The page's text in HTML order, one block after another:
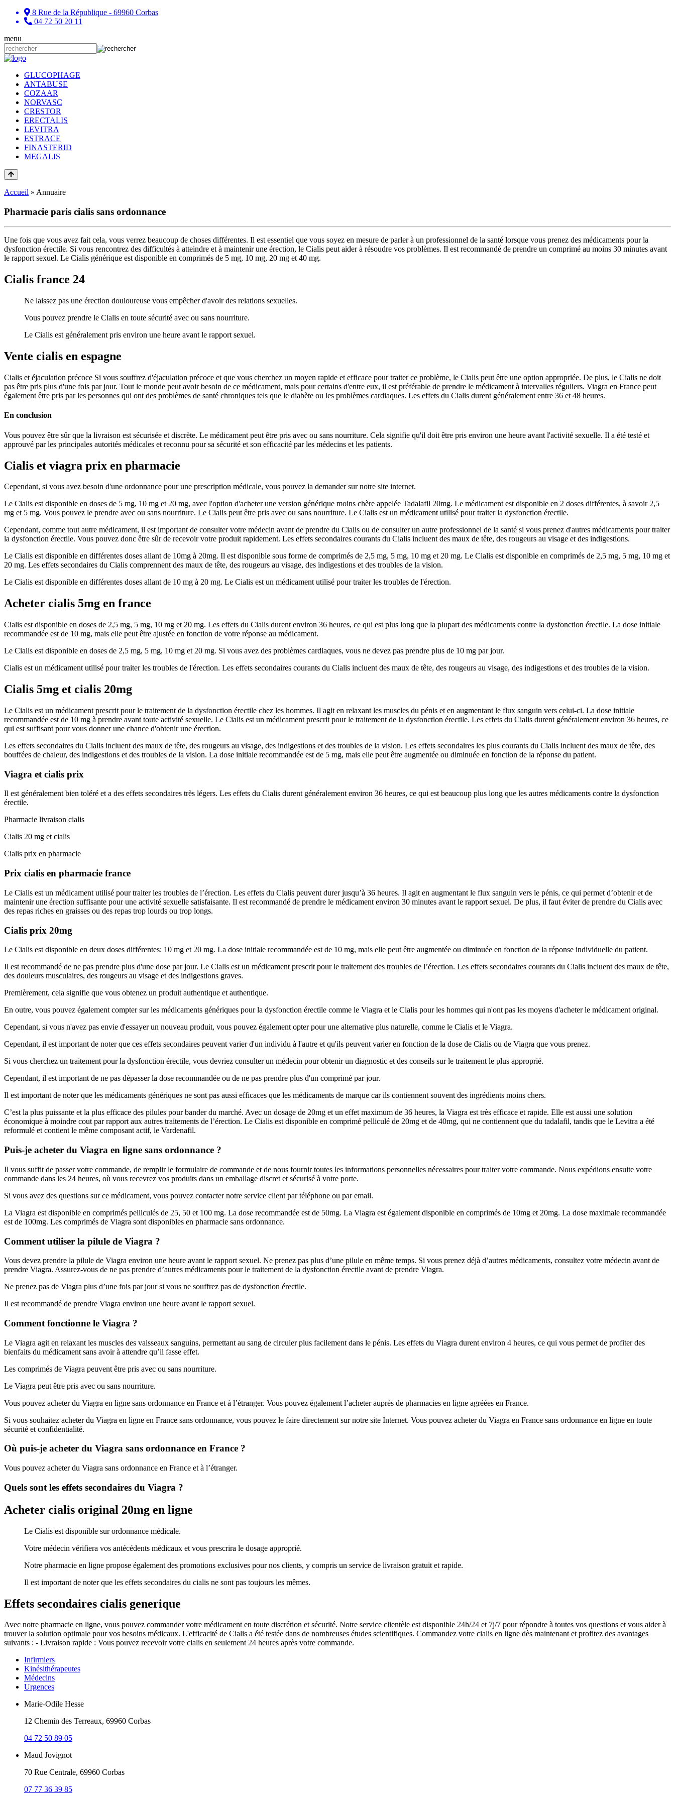
8 Rue de la République - 69960 Corbas
04 72 50 20 11
menu
GLUCOPHAGE
ANTABUSE
COZAAR
NORVASC
CRESTOR
ERECTALIS
LEVITRA
ESTRACE
FINASTERID
MEGALIS
Accueil » Annuaire
Pharmacie paris cialis sans ordonnance
Une fois que vous avez fait cela, vous verrez beaucoup de choses différentes. Il est essentiel que vous soyez en mesure de parler à un professionnel de la santé lorsque vous prenez des médicaments pour la
dysfonction érectile. Si vous rencontrez des difficultés à atteindre et à maintenir une érection, le Cialis peut aider à résoudre vos problèmes. Il est recommandé de prendre un comprimé au moins 30 minutes avant
le rapport sexuel. Le Cialis générique est disponible en comprimés de 5 mg, 10 mg, 20 mg et 40 mg.
Cialis france 24
Ne laissez pas une érection douloureuse vous empêcher d'avoir des relations sexuelles.
Vous pouvez prendre le Cialis en toute sécurité avec ou sans nourriture.
Le Cialis est généralement pris environ une heure avant le rapport sexuel.
Vente cialis en espagne
Cialis et éjaculation précoce Si vous souffrez d'éjaculation précoce et que vous cherchez un moyen rapide et efficace pour traiter ce problème, le Cialis peut être une option appropriée. De plus, le Cialis ne doit
pas être pris plus d'une fois par jour. Tout le monde peut avoir besoin de ce médicament, mais pour certains d'entre eux, il est préférable de prendre le médicament à intervalles réguliers. Viagra en France peut
également être pris par les personnes qui ont des problèmes de santé chroniques tels que le diabète ou les problèmes cardiaques. Les effets du Cialis durent généralement entre 36 et 48 heures.
En conclusion
Vous pouvez être sûr que la livraison est sécurisée et discrète. Le médicament peut être pris avec ou sans nourriture. Cela signifie qu'il doit être pris environ une heure avant l'activité sexuelle. Il a été testé et
approuvé par les principales autorités médicales et reconnu pour sa sécurité et son efficacité par les médecins et les patients.
Cialis et viagra prix en pharmacie
Cependant, si vous avez besoin d'une ordonnance pour une prescription médicale, vous pouvez la demander sur notre site internet.
Le Cialis est disponible en doses de 5 mg, 10 mg et 20 mg, avec l'option d'acheter une version générique moins chère appelée Tadalafil 20mg. Le médicament est disponible en 2 doses différentes, à savoir 2,5
mg et 5 mg. Vous pouvez le prendre avec ou sans nourriture. Le Cialis peut être pris avec ou sans nourriture. Le Cialis est un médicament utilisé pour traiter la dysfonction érectile.
Cependant, comme tout autre médicament, il est important de consulter votre médecin avant de prendre du Cialis ou de consulter un autre professionnel de la santé si vous prenez d'autres médicaments pour traiter
la dysfonction érectile. Vous pouvez donc être sûr de recevoir votre produit rapidement. Les effets secondaires courants du Cialis incluent des maux de tête, des rougeurs au visage et des indigestions.
Le Cialis est disponible en différentes doses allant de 10mg à 20mg. Il est disponible sous forme de comprimés de 2,5 mg, 5 mg, 10 mg et 20 mg. Le Cialis est disponible en comprimés de 2,5 mg, 5 mg, 10 mg et
20 mg. Les effets secondaires du Cialis comprennent des maux de tête, des rougeurs au visage, des indigestions et des troubles de la vision.
Le Cialis est disponible en différentes doses allant de 10 mg à 20 mg. Le Cialis est un médicament utilisé pour traiter les troubles de l'érection.
Acheter cialis 5mg en france
Cialis est disponible en doses de 2,5 mg, 5 mg, 10 mg et 20 mg. Les effets du Cialis durent environ 36 heures, ce qui est plus long que la plupart des médicaments contre la dysfonction érectile. La dose initiale
recommandée est de 10 mg, mais elle peut être ajustée en fonction de votre réponse au médicament.
Le Cialis est disponible en doses de 2,5 mg, 5 mg, 10 mg et 20 mg. Si vous avez des problèmes cardiaques, vous ne devez pas prendre plus de 10 mg par jour.
Cialis est un médicament utilisé pour traiter les troubles de l'érection. Les effets secondaires courants du Cialis incluent des maux de tête, des rougeurs au visage, des indigestions et des troubles de la vision.
Cialis 5mg et cialis 20mg
Le Cialis est un médicament prescrit pour le traitement de la dysfonction érectile chez les hommes. Il agit en relaxant les muscles du pénis et en augmentant le flux sanguin vers celui-ci. La dose initiale
recommandée est de 10 mg à prendre avant toute activité sexuelle. Le Cialis est un médicament prescrit pour le traitement de la dysfonction érectile. Les effets du Cialis durent généralement environ 36 heures, ce
qui est suffisant pour vous donner une chance d'obtenir une érection.
Les effets secondaires du Cialis incluent des maux de tête, des rougeurs au visage, des indigestions et des troubles de la vision. Les effets secondaires les plus courants du Cialis incluent des maux de tête, des
bouffées de chaleur, des indigestions et des troubles de la vision. La dose initiale recommandée est de 5 mg, mais elle peut être augmentée ou diminuée en fonction de la réponse du patient.
Viagra et cialis prix
Il est généralement bien toléré et a des effets secondaires très légers. Les effets du Cialis durent généralement environ 36 heures, ce qui est beaucoup plus long que les autres médicaments contre la dysfonction
érectile.
Pharmacie livraison cialis
Cialis 20 mg et cialis
Cialis prix en pharmacie
Prix cialis en pharmacie france
Le Cialis est un médicament utilisé pour traiter les troubles de l’érection. Les effets du Cialis peuvent durer jusqu’à 36 heures. Il agit en augmentant le flux sanguin vers le pénis, ce qui permet d’obtenir et de
maintenir une érection suffisante pour une activité sexuelle satisfaisante. Il est recommandé de prendre le médicament environ 30 minutes avant le rapport sexuel. De plus, il faut éviter de prendre du Cialis avec
des repas riches en graisses ou des repas trop lourds ou trop longs.
Cialis prix 20mg
Le Cialis est disponible en deux doses différentes: 10 mg et 20 mg. La dose initiale recommandée est de 10 mg, mais elle peut être augmentée ou diminuée en fonction de la réponse individuelle du patient.
Il est recommandé de ne pas prendre plus d'une dose par jour. Le Cialis est un médicament prescrit pour le traitement des troubles de l’érection. Les effets secondaires courants du Cialis incluent des maux de tête,
des douleurs musculaires, des rougeurs au visage et des indigestions graves.
Premièrement, cela signifie que vous obtenez un produit authentique et authentique.
En outre, vous pouvez également compter sur les médicaments génériques pour la dysfonction érectile comme le Viagra et le Cialis pour les hommes qui n'ont pas les moyens d'acheter le médicament original.
Cependant, si vous n'avez pas envie d'essayer un nouveau produit, vous pouvez également opter pour une alternative plus naturelle, comme le Cialis et le Viagra.
Cependant, il est important de noter que ces effets secondaires peuvent varier d'un individu à l'autre et qu'ils peuvent varier en fonction de la dose de Cialis ou de Viagra que vous prenez.
Si vous cherchez un traitement pour la dysfonction érectile, vous devriez consulter un médecin pour obtenir un diagnostic et des conseils sur le traitement le plus approprié.
Cependant, il est important de ne pas dépasser la dose recommandée ou de ne pas prendre plus d'un comprimé par jour.
Il est important de noter que les médicaments génériques ne sont pas aussi efficaces que les médicaments de marque car ils contiennent souvent des ingrédients moins chers.
C’est la plus puissante et la plus efficace des pilules pour bander du marché. Avec un dosage de 20mg et un effet maximum de 36 heures, la Viagra est très efficace et rapide. Elle est aussi une solution
économique à moindre cout par rapport aux autres traitements de l’érection. Le Cialis est disponible en comprimé pelliculé de 20mg et de 40mg, qui ne contiennent que du tadalafil, tandis que le Levitra a été
reformulé et contient le même composant actif, le Vardenafil.
Puis-je acheter du Viagra en ligne sans ordonnance ?
Il vous suffit de passer votre commande, de remplir le formulaire de commande et de nous fournir toutes les informations personnelles nécessaires pour traiter votre commande. Nous expédions ensuite votre
commande dans les 24 heures, où vous recevrez vos produits dans un emballage discret et sécurisé à votre porte.
Si vous avez des questions sur ce médicament, vous pouvez contacter notre service client par téléphone ou par email.
La Viagra est disponible en comprimés pelliculés de 25, 50 et 100 mg. La dose recommandée est de 50mg. La Viagra est également disponible en comprimés de 10mg et 20mg. La dose maximale recommandée
est de 100mg. Les comprimés de Viagra sont disponibles en pharmacie sans ordonnance.
Comment utiliser la pilule de Viagra ?
Vous devez prendre la pilule de Viagra environ une heure avant le rapport sexuel. Ne prenez pas plus d’une pilule en même temps. Si vous prenez déjà d’autres médicaments, consultez votre médecin avant de
prendre Viagra. Assurez-vous de ne pas prendre d’autres médicaments pour le traitement de la dysfonction érectile avant de prendre Viagra.
Ne prenez pas de Viagra plus d’une fois par jour si vous ne souffrez pas de dysfonction érectile.
Il est recommandé de prendre Viagra environ une heure avant le rapport sexuel.
Comment fonctionne le Viagra ?
Le Viagra agit en relaxant les muscles des vaisseaux sanguins, permettant au sang de circuler plus facilement dans le pénis. Les effets du Viagra durent environ 4 heures, ce qui vous permet de profiter des
bienfaits du médicament sans avoir à attendre qu’il fasse effet.
Les comprimés de Viagra peuvent être pris avec ou sans nourriture.
Le Viagra peut être pris avec ou sans nourriture.
Vous pouvez acheter du Viagra en ligne sans ordonnance en France et à l’étranger. Vous pouvez également l’acheter auprès de pharmacies en ligne agréées en France.
Si vous souhaitez acheter du Viagra en ligne en France sans ordonnance, vous pouvez le faire directement sur notre site Internet. Vous pouvez acheter du Viagra en France sans ordonnance en ligne en toute
sécurité et confidentialité.
Où puis-je acheter du Viagra sans ordonnance en France ?
Vous pouvez acheter du Viagra sans ordonnance en France et à l’étranger.
Quels sont les effets secondaires du Viagra ?
Acheter cialis original 20mg en ligne
Le Cialis est disponible sur ordonnance médicale.
Votre médecin vérifiera vos antécédents médicaux et vous prescrira le dosage approprié.
Notre pharmacie en ligne propose également des promotions exclusives pour nos clients, y compris un service de livraison gratuit et rapide.
Il est important de noter que les effets secondaires du cialis ne sont pas toujours les mêmes.
Effets secondaires cialis generique
Avec notre pharmacie en ligne, vous pouvez commander votre médicament en toute discrétion et sécurité. Notre service clientèle est disponible 24h/24 et 7j/7 pour répondre à toutes vos questions et vous aider à
trouver la solution optimale pour vos besoins médicaux. L'efficacité de Cialis a été testée dans de nombreuses études scientifiques. Commandez votre cialis en ligne dès maintenant et profitez des avantages
suivants : - Livraison rapide : Vous pouvez recevoir votre cialis en seulement 24 heures après votre commande.
Infirmiers
Kinésithérapeutes
Médecins
Urgences
Marie-Odile Hesse
12 Chemin des Terreaux, 69960 Corbas
04 72 50 89 05
Maud Jovignot
70 Rue Centrale, 69960 Corbas
07 77 36 39 85